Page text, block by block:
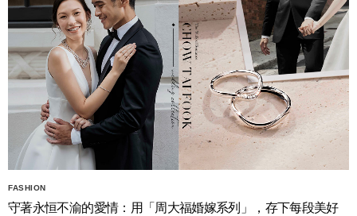
FASHION
守著永恒不渝的愛情：用「周大福婚嫁系列」，存下每段美好